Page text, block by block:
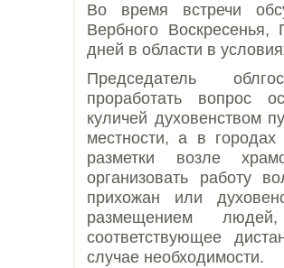
Во время встречи
Вербного
дней в области в
Председатель
проработать вопрос
куличей духовенством
местности, а в
разметки возле
организовать работу
прихожан или
размещением
соответствующее
случае необходимости.